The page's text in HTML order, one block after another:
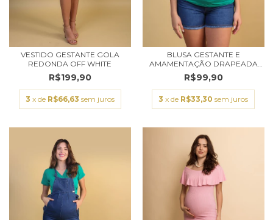
VESTIDO GESTANTE GOLA
REDONDA OFF WHITE
R$199,90
3 x de R$66,63 sem juros
BLUSA GESTANTE E
AMAMENTAÇÃO DRAPEADA
MA...
R$99,90
3 x de R$33,30 sem juros